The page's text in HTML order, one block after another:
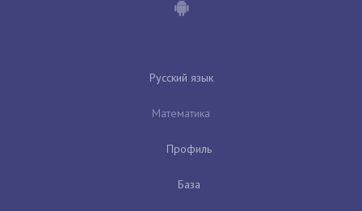
Русский язык
Математика
Профиль
База